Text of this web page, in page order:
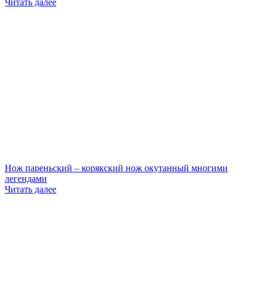
Читать далее
Нож пареньский – корякский нож окутанный многими
легендами
Читать далее